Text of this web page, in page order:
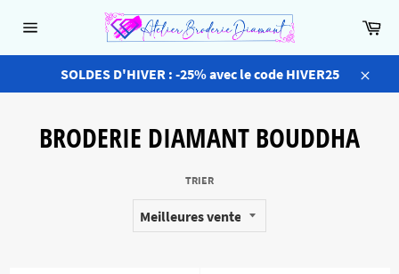
SOLDES D'HIVER : -25% avec le code HIVER25
Close
BRODERIE DIAMANT BOUDDHA
TRIER